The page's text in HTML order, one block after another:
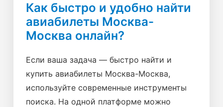
Как быстро и удобно найти
авиабилеты Москва-
Москва онлайн?
Если ваша задача — быстро найти и
купить авиабилеты Москва-Москва,
используйте современные инструменты
поиска. На одной платформе можно